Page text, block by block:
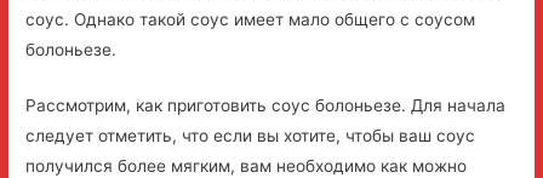
соус. Однако такой соус имеет мало общего с соусом
болоньезе.
Рассмотрим, как приготовить соус болоньезе. Для начала
следует отметить, что если вы хотите, чтобы ваш соус
получился более мягким, вам необходимо как можно